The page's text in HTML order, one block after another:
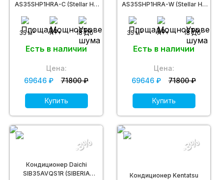
AS35SHP1HRA-C (Stellar HP
35 м2 A++ 18 Дб
Есть в наличии
Цена:
69646 ₽
71800 ₽
Купить
AS35SHP1HRA-W (Stellar HP
35 м2 A++ 18 Дб
Есть в наличии
Цена:
69646 ₽
71800 ₽
Купить
Кондиционер Daichi
SIB35AVQS1R (SIBERIA
-3%
Кондиционер Kentatsu
-3%